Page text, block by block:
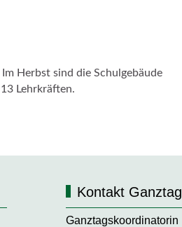
Herbst sind die Schulgebäude
Lehrkräften.
Kontakt Ganztag
Ganztagskoordinatorin